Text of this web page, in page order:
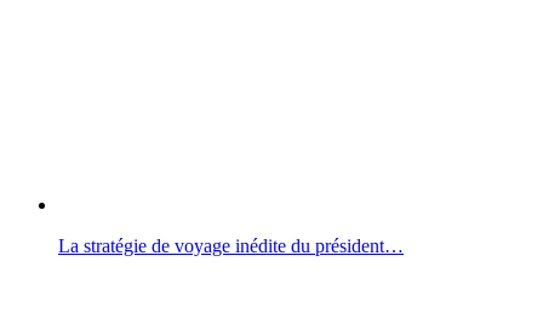
La stratégie de voyage inédite du président…